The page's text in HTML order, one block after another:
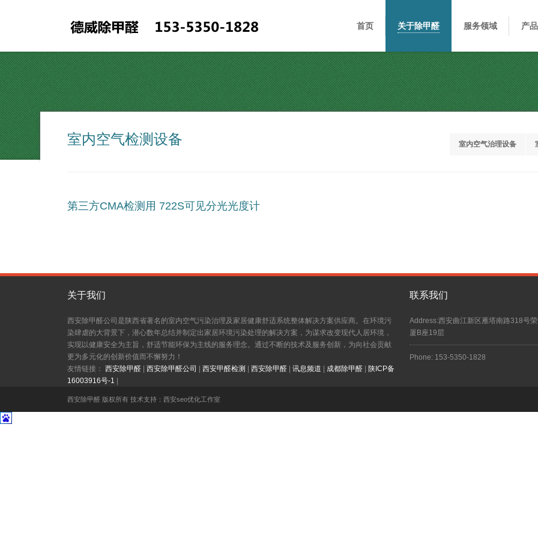
首页 关于除甲醛 服务领域 产
室内空气检测设备 室内空气治理设备
第三方CMA检测用 722S可见分光光度计
关于我们
西安除甲醛公司是陕西省著名的室内空气污染治理及家居健康舒适系统整体解决方案供应商。在环境污
染肆虐的大背景下，潜心数年总结并制定出家居环境污染处理的解决方案，为谋求改变现代人居环境，
实现以健康安全为主旨，舒适节能环保为主线的服务理念。通过不断的技术及服务创新，为向社会贡献
更为多元化的创新价值而不懈努力！
友情链接： 西安除甲醛 西安除甲醛公司 西安甲醛检测 西安除甲醛 讯息频道 成都除甲醛
陕ICP备
16003916号-1
联系我们
Address:西安曲江新区雁塔南路318号
厦B座19层
Phone: 153-5350-1828
西安除甲醛 版权所有 技术支持：西安seo优化工作室